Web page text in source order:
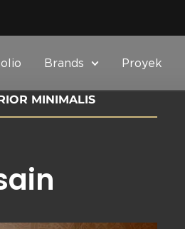
Brands Proyek
MINIMALIS